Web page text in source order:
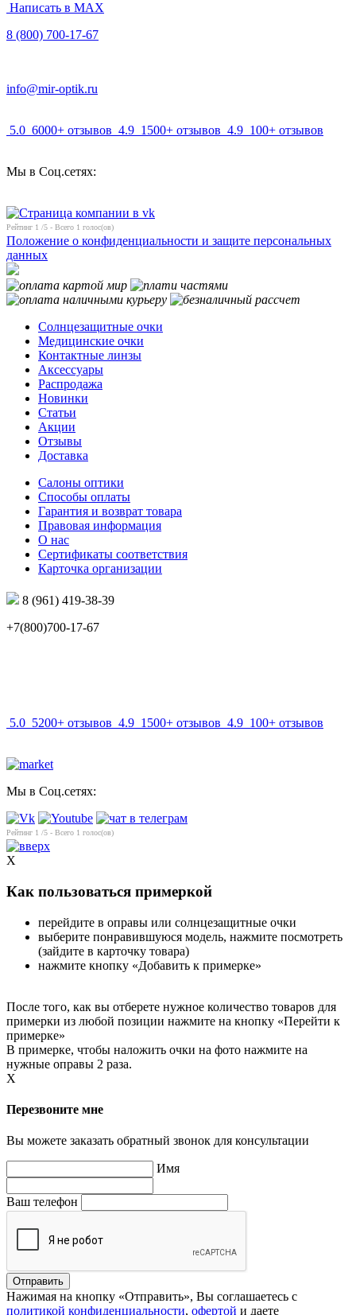
Написать в MAX
8 (800) 700-17-67
info@mir-optik.ru
5.0 6000+ отзывов 4.9 1500+ отзывов 4.9 100+ отзывов
Мы в Соц.сетях:
Рейтинг 1 /5 - Всего 1 голос(ов)
Положение о конфиденциальности и защите персональных
данных
Солнцезащитные очки
Медицинские очки
Контактные линзы
Аксессуары
Распродажа
Новинки
Статьи
Акции
Отзывы
Доставка
Салоны оптики
Способы оплаты
Гарантия и возврат товара
Правовая информация
О нас
Сертификаты соответствия
Карточка организации
8 (961) 419-38-39
+7(800)700-17-67
5.0 5200+ отзывов 4.9 1500+ отзывов 4.9 100+ отзывов
Мы в Соц.сетях:
Рейтинг 1 /5 - Всего 1 голос(ов)
X
Как пользоваться примеркой
перейдите в оправы или солнцезащитные очки
выберите понравившуюся модель, нажмите посмотреть
(зайдите в карточку товара)
нажмите кнопку «Добавить к примерке»
После того, как вы отберете нужное количество товаров для
примерки из любой позиции нажмите на кнопку «Перейти к
примерке»
В примерке, чтобы наложить очки на фото нажмите на
нужные оправы 2 раза.
X
Перезвоните мне
Вы можете заказать обратный звонок для консультации
Имя
Ваш телефон
Нажимая на кнопку «Отправить», Вы соглашаетесь с
политикой конфиденциальности, офертой и даете